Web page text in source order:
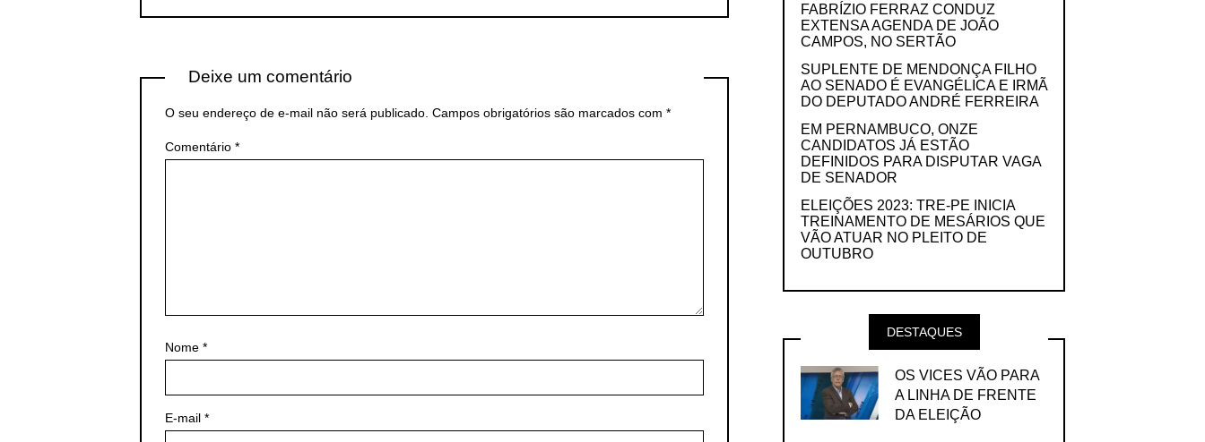
Deixe um comentário
O seu endereço de e-mail não será publicado. Campos obrigatórios são marcados com *
Comentário *
Nome *
E-mail *
FABRÍZIO FERRAZ CONDUZ
EXTENSA AGENDA DE JOÃO
CAMPOS, NO SERTÃO
SUPLENTE DE MENDONÇA FILHO
AO SENADO É EVANGÉLICA E IRMÃ
DO DEPUTADO ANDRÉ FERREIRA
EM PERNAMBUCO, ONZE
CANDIDATOS JÁ ESTÃO
DEFINIDOS PARA DISPUTAR VAGA
DE SENADOR
ELEIÇÕES 2023: TRE-PE INICIA
TREINAMENTO DE MESÁRIOS QUE
VÃO ATUAR NO PLEITO DE
OUTUBRO
DESTAQUES
OS VICES VÃO PARA
A LINHA DE FRENTE
DA ELEIÇÃO